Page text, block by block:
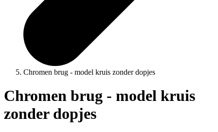
Chromen brug - model kruis zonder dopjes
Chromen brug - model kruis
zonder dopjes